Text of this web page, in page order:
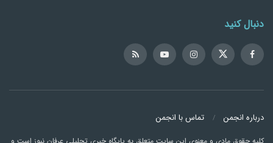
دنبال کنید
درباره انجمن تماس با انجمن